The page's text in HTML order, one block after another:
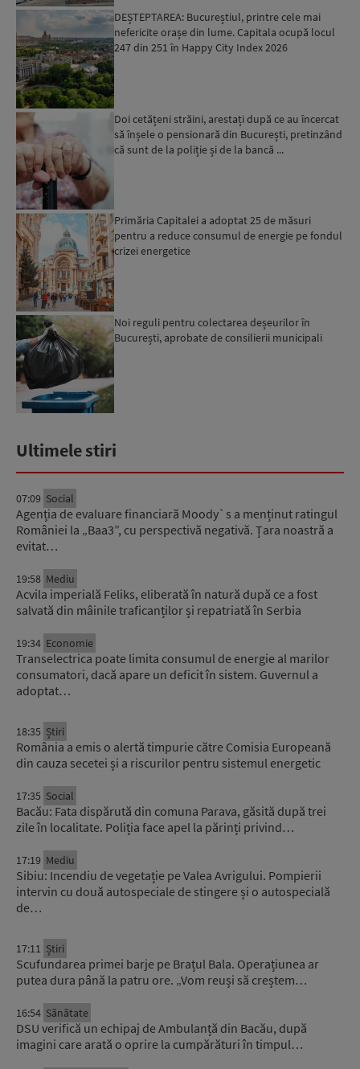
DEȘTEPTAREA: Bucureștiul, printre cele mai
nefericite orașe din lume. Capitala ocupă locul
247 din 251 în Happy City Index 2026
Doi cetățeni străini, arestați după ce au încercat
să înșele o pensionară din București, pretinzând
că sunt de la poliție și de la bancă ...
Primăria Capitalei a adoptat 25 de măsuri
pentru a reduce consumul de energie pe fondul
crizei energetice
Noi reguli pentru colectarea deșeurilor în
București, aprobate de consilierii municipali
Ultimele stiri
07:09 Social
Agenția de evaluare financiară Moody`s a menținut ratingul
României la „Baa3”, cu perspectivă negativă. Țara noastră a
evitat…
19:58 Mediu
Acvila imperială Feliks, eliberată în natură după ce a fost
salvată din mâinile traficanților și repatriată în Serbia
19:34 Economie
Transelectrica poate limita consumul de energie al marilor
consumatori, dacă apare un deficit în sistem. Guvernul a
adoptat…
18:35 Știri
România a emis o alertă timpurie către Comisia Europeană
din cauza secetei și a riscurilor pentru sistemul energetic
17:35 Social
Bacău: Fata dispărută din comuna Parava, găsită după trei
zile în localitate. Poliția face apel la părinți privind…
17:19 Mediu
Sibiu: Incendiu de vegetație pe Valea Avrigului. Pompierii
intervin cu două autospeciale de stingere și o autospecială
de…
17:11 Știri
Scufundarea primei barje pe Brațul Bala. Operațiunea ar
putea dura până la patru ore. „Vom reuși să creștem…
16:54 Sănătate
DSU verifică un echipaj de Ambulanță din Bacău, după
imagini care arată o oprire la cumpărături în timpul…